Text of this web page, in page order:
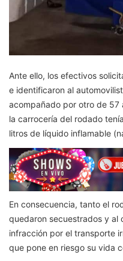
Ante ello, los efectivos
e identificaron al
acompañado por otro de 57
la carrocería del rodado
litros de líquido inflamable
En consecuencia, tanto el
quedaron secuestrados y al
infracción por el transporte
que pone en riesgo su vida